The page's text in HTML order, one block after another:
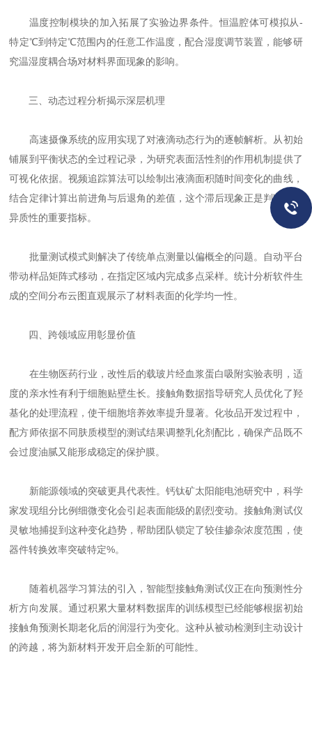
温度控制模块的加入拓展了实验边界条件。恒温腔体可模拟从-
特定℃到特定℃范围内的任意工作温度，配合湿度调节装置，能够研
究温湿度耦合场对材料界面现象的影响。
三、动态过程分析揭示深层机理
高速摄像系统的应用实现了对液滴动态行为的逐帧解析。从初始
铺展到平衡状态的全过程记录，为研究表面活性剂的作用机制提供了
可视化依据。视频追踪算法可以绘制出液滴面积随时间变化的曲线，
结合定律计算出前进角与后退角的差值，这个滞后现象正是判断表面
异质性的重要指标。
批量测试模式则解决了传统单点测量以偏概全的问题。自动平台
带动样品矩阵式移动，在指定区域内完成多点采样。统计分析软件生
成的空间分布云图直观展示了材料表面的化学均一性。
四、跨领域应用彰显价值
在生物医药行业，改性后的载玻片经血浆蛋白吸附实验表明，适
度的亲水性有利于细胞贴壁生长。接触角数据指导研究人员优化了羟
基化的处理流程，使干细胞培养效率提升显著。化妆品开发过程中，
配方师依据不同肤质模型的测试结果调整乳化剂配比，确保产品既不
会过度油腻又能形成稳定的保护膜。
新能源领域的突破更具代表性。钙钛矿太阳能电池研究中，科学
家发现组分比例细微变化会引起表面能级的剧烈变动。接触角测试仪
灵敏地捕捉到这种变化趋势，帮助团队锁定了较佳掺杂浓度范围，使
器件转换效率突破特定%。
随着机器学习算法的引入，智能型接触角测试仪正在向预测性分
析方向发展。通过积累大量材料数据库的训练模型已经能够根据初始
接触角预测长期老化后的润湿行为变化。这种从被动检测到主动设计
的跨越，将为新材料开发开启全新的可能性。